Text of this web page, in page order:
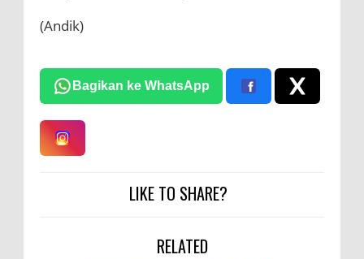
(Andik)
Bagikan ke WhatsApp
LIKE TO SHARE?
RELATED